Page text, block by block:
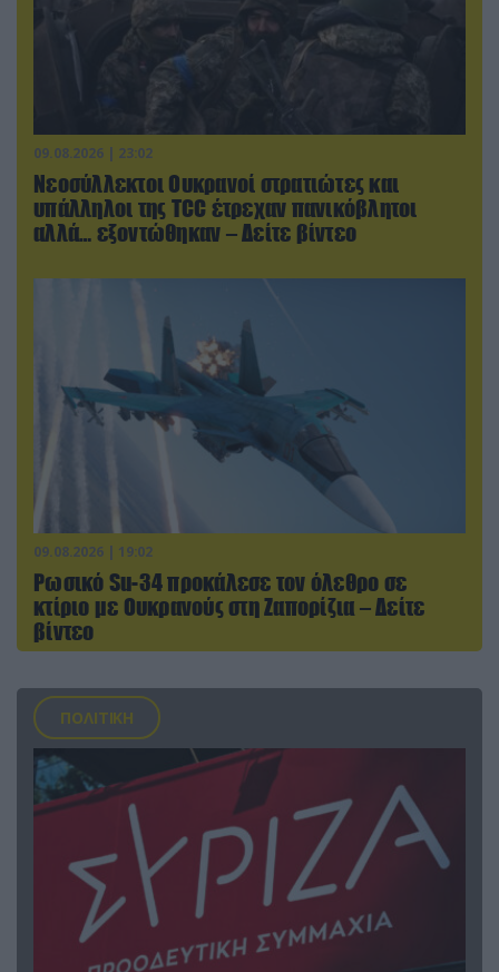
09.08.2026 | 23:02
Νεοσύλλεκτοι Ουκρανοί στρατιώτες και
υπάλληλοι της TCC έτρεχαν πανικόβλητοι
αλλά… εξοντώθηκαν – Δείτε βίντεο
09.08.2026 | 19:02
Ρωσικό Su-34 προκάλεσε τον όλεθρο σε
κτίριο με Ουκρανούς στη Ζαπορίζια – Δείτε
βίντεο
ΠΟΛΙΤΙΚΗ